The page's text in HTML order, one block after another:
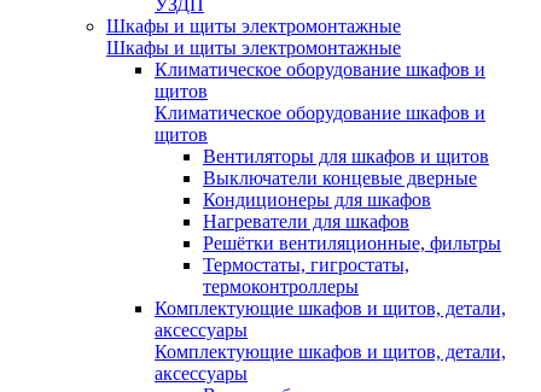
УЗДП
Шкафы и щиты электромонтажные
Шкафы и щиты электромонтажные
Климатическое оборудование шкафов и
щитов
Климатическое оборудование шкафов и
щитов
Вентиляторы для шкафов и щитов
Выключатели концевые дверные
Кондиционеры для шкафов
Нагреватели для шкафов
Решётки вентиляционные, фильтры
Термостаты, гигростаты,
термоконтроллеры
Комплектующие шкафов и щитов, детали,
аксессуары
Комплектующие шкафов и щитов, детали,
аксессуары